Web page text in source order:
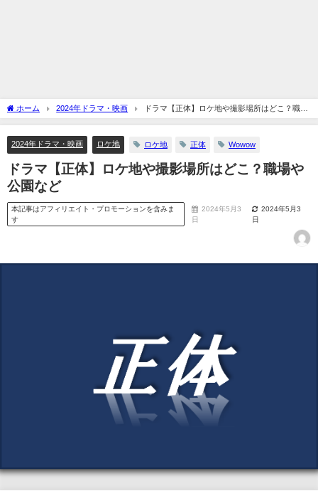
ホーム 2024年ドラマ・映画
ドラマ【正体】ロケ地や撮影場所はどこ？職場
や公園など
2024年ドラマ・映画 ロケ地 ロケ地 正体 Wowow
ドラマ【正体】ロケ地や撮影場所はどこ？職場や
公園など
本記事はアフィリエイト・プロモーションを含みま
す
2024年5月3
日
2024年5月3
日